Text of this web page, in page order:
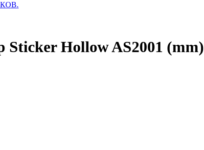
Sticker Hollow AS2001 (mm)